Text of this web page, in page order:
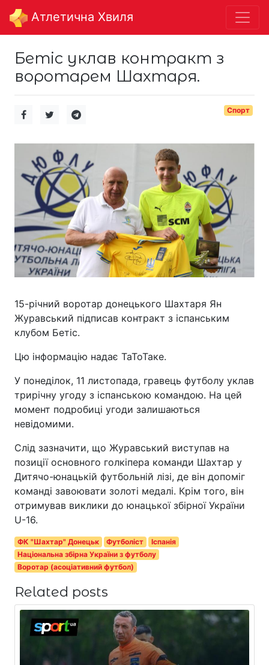
Aтлетична Хвиля
Бетіс уклав контракт з
воротарем Шахтаря.
Спорт
15-річний воротар донецького Шахтаря Ян
Журавський підписав контракт з іспанським
клубом Бетіс.
Цю інформацію надає ТаТоТаке.
У понеділок, 11 листопада, гравець футболу уклав
трирічну угоду з іспанською командою. На цей
момент подробиці угоди залишаються
невідомими.
Слід зазначити, що Журавський виступав на
позиції основного голкіпера команди Шахтар у
Дитячо-юнацькій футбольній лізі, де він допоміг
команді завоювати золоті медалі. Крім того, він
отримував виклики до юнацької збірної України
U-16.
ФК "Шахтар" Донецьк Футболіст
Іспанія
Національна збірна України з футболу
Воротар (асоціативний футбол)
Related posts